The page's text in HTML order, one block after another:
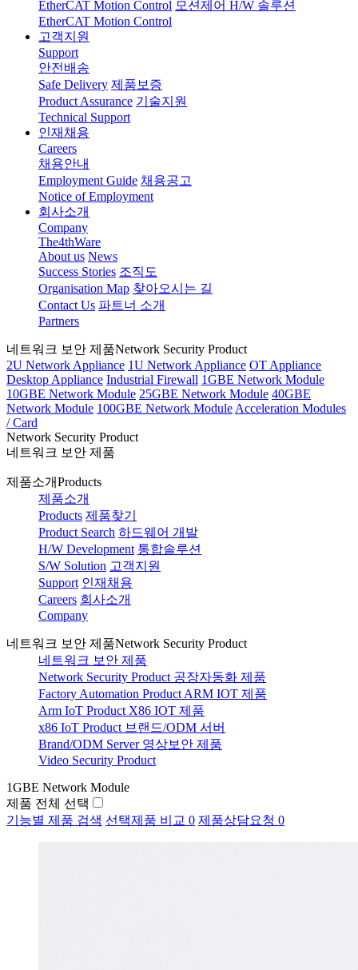
EtherCAT Motion Control 모션제어 H/W 솔루션
EtherCAT Motion Control
고객지원
Support
안전배송
Safe Delivery 제품보증
Product Assurance 기술지원
Technical Support
인재채용
Careers
채용안내
Employment Guide 채용공고
Notice of Employment
회사소개
Company
The4thWare
About us News
Success Stories 조직도
Organisation Map 찾아오시는 길
Contact Us 파트너 소개
Partners
네트워크 보안 제품Network Security Product
2U Network Appliance 1U Network Appliance OT Appliance
Desktop Appliance Industrial Firewall 1GBE Network Module
10GBE Network Module 25GBE Network Module 40GBE
Network Module 100GBE Network Module Acceleration Modules
/ Card
Network Security Product
네트워크 보안 제품
제품소개Products
제품소개
Products 제품찾기
Product Search 하드웨어 개발
H/W Development 통합솔루션
S/W Solution 고객지원
Support 인재채용
Careers 회사소개
Company
네트워크 보안 제품Network Security Product
네트워크 보안 제품
Network Security Product 공장자동화 제품
Factory Automation Product ARM IOT 제품
Arm IoT Product X86 IOT 제품
x86 IoT Product 브랜드/ODM 서버
Brand/ODM Server 영상보안 제품
Video Security Product
1GBE Network Module
제품 전체 선택
기능별 제품 검색 선택제품 비교 0 제품상담요청 0